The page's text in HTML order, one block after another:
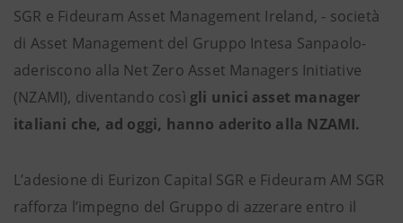
SGR e Fideuram Asset Management Ireland, - società
di Asset Management del Gruppo Intesa Sanpaolo-
aderiscono alla Net Zero Asset Managers Initiative
(NZAMI), diventando così gli unici asset manager
italiani che, ad oggi, hanno aderito alla NZAMI.
L’adesione di Eurizon Capital SGR e Fideuram AM SGR
rafforza l’impegno del Gruppo di azzerare entro il